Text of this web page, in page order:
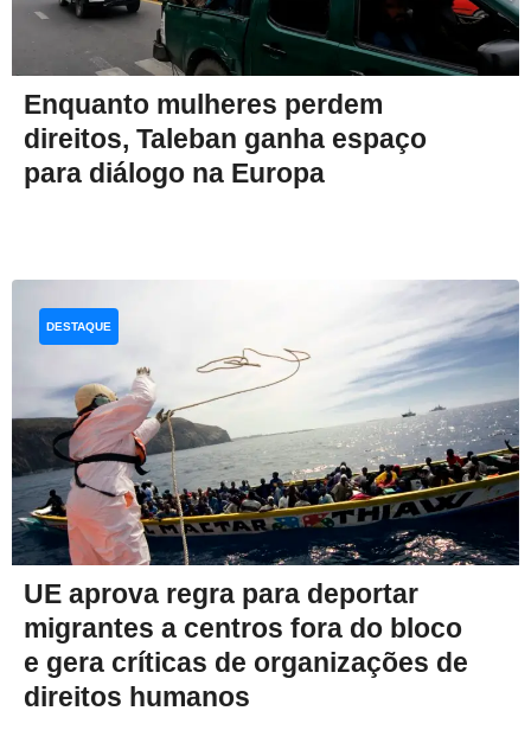
Enquanto mulheres perdem
direitos, Taleban ganha espaço
para diálogo na Europa
UE aprova regra para deportar
migrantes a centros fora do bloco
e gera críticas de organizações de
direitos humanos
DESTAQUE